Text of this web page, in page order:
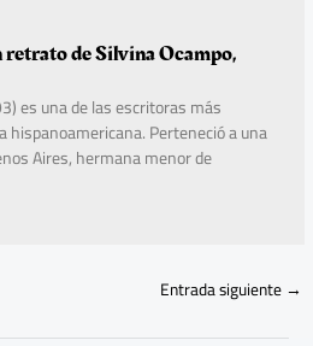
de Silvina Ocampo,
es una de las escritoras más
Perteneció a una
Aires, hermana menor de
Entrada siguiente→